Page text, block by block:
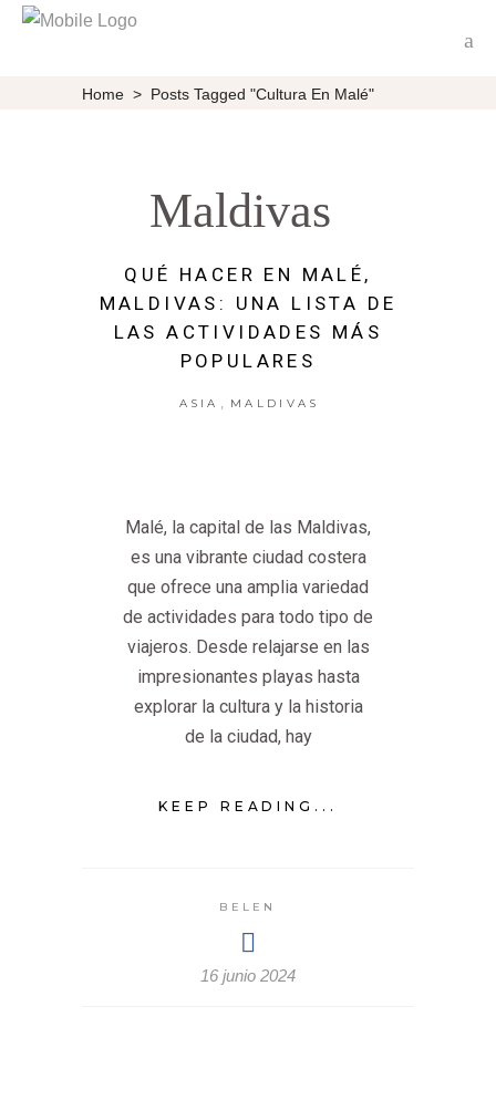
Home > Posts Tagged "Cultura En Malé"
Maldivas
QUÉ HACER EN MALÉ,
MALDIVAS: UNA LISTA DE
LAS ACTIVIDADES MÁS
POPULARES
ASIA , MALDIVAS
Malé, la capital de las Maldivas,
es una vibrante ciudad costera
que ofrece una amplia variedad
de actividades para todo tipo de
viajeros. Desde relajarse en las
impresionantes playas hasta
explorar la cultura y la historia
de la ciudad, hay
KEEP READING...
BELEN
16 junio 2024